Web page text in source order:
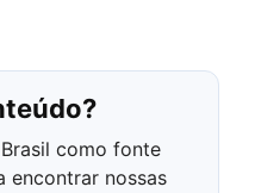
como fonte
encontrar nossas